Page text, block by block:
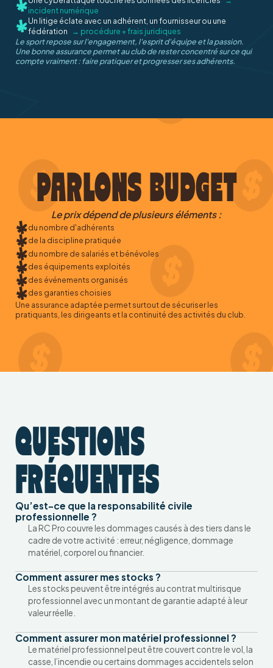
incident numérique
Un litige éclate avec un adhérent, un fournisseur ou une
fédération
→ procédure + frais juridiques
Le sport repose sur l'engagement, l'esprit d'équipe et la passion.
Une bonne assurance permet au club de rester concentré sur ce qui
compte vraiment : faire pratiquer et progresser ses adhérents.
PARLONS BUDGET
Le prix dépend de plusieurs éléments :
du nombre d'adhérents
de la discipline pratiquée
du nombre de salariés et bénévoles
des équipements exploités
des événements organisés
des garanties choisies
Une assurance adaptée permet surtout de sécuriser les
pratiquants, les dirigeants et la continuité des activités du club.
QUESTIONS
FRÉQUENTES
Qu’est-ce que la responsabilité civile
professionnelle ?
La RC Pro couvre les dommages causés à des tiers dans le
cadre de votre activité : erreur, négligence, dommage
matériel, corporel ou financier.
Comment assurer mes stocks ?
Les stocks peuvent être intégrés au contrat multirisque
professionnel avec un montant de garantie adapté à leur
valeur réelle.
Comment assurer mon matériel professionnel ?
Le matériel professionnel peut être couvert contre le vol, la
casse, l’incendie ou certains dommages accidentels selon